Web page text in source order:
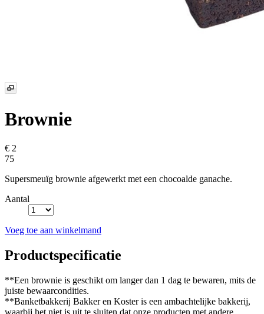
Brownie
€ 2
75
Supersmeuïg brownie afgewerkt met een chocoalde ganache.
Aantal
Voeg toe aan winkelmand
Productspecificatie
**Een brownie is geschikt om langer dan 1 dag te bewaren, mits de
juiste bewaarcondities.
**Banketbakkerij Bakker en Koster is een ambachtelijke bakkerij,
waarbij het niet is uit te sluiten dat onze producten met andere